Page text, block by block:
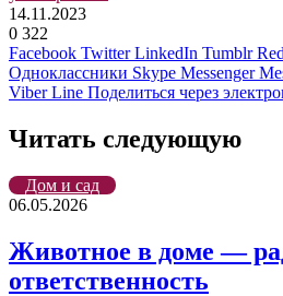
14.11.2023
0 322
Facebook Twitter LinkedIn Tumblr
Одноклассники Skype Messenger
Viber Line Поделиться через
Читать следующую
Дом и сад
06.05.2026
Животное в доме —
ответственность